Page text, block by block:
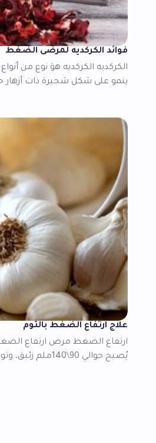
فوائد الكركديه لمرضى الضغط
الكركديه الكركديه هوَ نوع من
ينمو على شكل شجيرة ذات أزهار
علاج ارتفاع الضغط بالثوم
ارتفاع الضغط مرض ارتفاع
يُصبح حوالي 90\140ملم زئبق، وتوجد العديد من الأسباب التي تُؤدي إليه…